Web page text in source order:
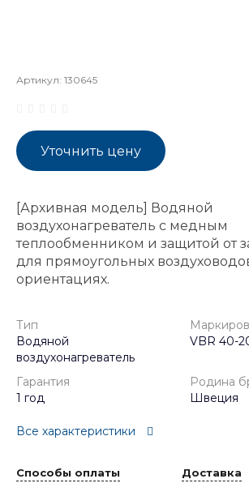
Артикул: 130645
Уточнить цену
[Архивная модель] Водяной
воздухонагреватель с медным
теплообменником и защитой от
для прямоугольных
ориентациях.
Тип
Водяной
воздухонагреватель
VBR 40-
Гарантия
1 год
Родина
Швеция
Все характеристики
Способы оплаты Доставка